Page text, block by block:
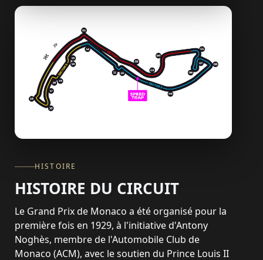
HISTOIRE
HISTOIRE DU CIRCUIT
Le Grand Prix de Monaco a été organisé pour la
première fois en 1929, à l'initiative d'Antony
Noghès, membre de l'Automobile Club de
Monaco (ACM), avec le soutien du Prince Louis II